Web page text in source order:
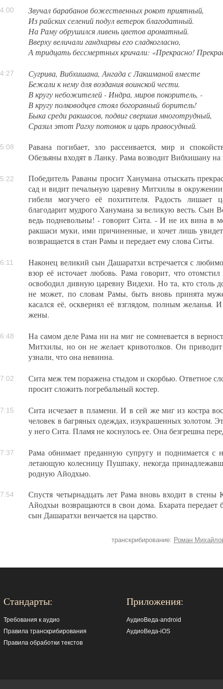
Звучал барабанов божественных рокот приятный,
Из райских селений подул ветерок благодатный.
На Раму обрушился ливень цветов ароматный.
Вверху величали гандхарвы его сладкогласно,
А тридцать бессмертных кричали: «Прекрасно!
Сугрива, Вибхишана, Ангада с Лакшманой вместе
Бежали к нему для воздания воинской чести.
В кругу небожителей - Индра, миров покоритель, -
В кругу полководцев стоял богоравный боритель!
Быка среди ракшасов, подвиг свершив многотрудный,
Сразил этот Рагху потомок и царь правосудный.
Равана погибает, зло рассеивается, мир и
Обезьяны входят в Ланку. Рама возводит Вибхишану на
Победитель Раваны просит Ханумана отыскать
сад и видит печальную царевну Митхилы в
гибели могучего её похитителя. Радость лишает
благодарит мудрого Ханумана за великую весть. Сын
ведь подневольны! - говорит Сита. - И не их вина в
ракшаси муки, ими причиненные, и хочет лишь
возвращается в стан Рамы и передает ему слова Ситы.
Наконец великий сын Дашаратхи встречается с
взор её источает любовь. Рама говорит, что
освободил дивную царевну Видехи. Но та, кто столь
не может, по словам Рамы, быть вновь принята
касался её, осквернял её взглядом, полным желанья.
жены.
На самом деле Рама ни на миг не сомневается в
Митхилы, но он не желает кривотолков. Он
узнали, что она невинна.
Сита меж тем поражена стыдом и скорбью. Ответное
просит сложить погребальный костер.
Сита исчезает в пламени. И в сей же миг из костра
человек в багряных одеждах, изукрашенных золотом.
у него Сита. Пламя не коснулось ее. Она безгрешна
Рама обнимает преданную супругу и поднимается
летающую колесницу Пушпаку, некогда
родную Айодхью.
Спустя четырнадцать лет Рама вновь входит в
Айодхьи возвращаются в свои дома. Бхарата передает
сын Дашаратхи венчается на царство.
транскрибирование: Роман
Стандарты:
Требования к аудио
Правила транскрибирования
Правила обработки текстов
Приложения:
АудиоВеда-android
АудиоВеда-iOS